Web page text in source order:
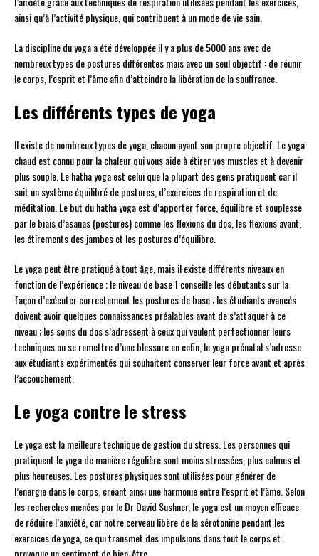
ainsi qu’à l’activité physique, qui contribuent à un mode de vie sain.
La discipline du yoga a été développée il y a plus de 5000 ans avec de
nombreux types de postures différentes mais avec un seul objectif : de réunir
le corps, l’esprit et l’âme afin d’atteindre la libération de la souffrance.
Les différents types de yoga
Il existe de nombreux types de yoga, chacun ayant son propre objectif. Le yoga
chaud est connu pour la chaleur qui vous aide à étirer vos muscles et à devenir
plus souple. Le hatha yoga est celui que la plupart des gens pratiquent car il
suit un système équilibré de postures, d’exercices de respiration et de
méditation. Le but du hatha yoga est d’apporter force, équilibre et souplesse
par le biais d’asanas (postures) comme les flexions du dos, les flexions avant,
les étirements des jambes et les postures d’équilibre.
Le yoga peut être pratiqué à tout âge, mais il existe différents niveaux en
fonction de l’expérience ; le niveau de base 1 conseille les débutants sur la
façon d’exécuter correctement les postures de base ; les étudiants avancés
doivent avoir quelques connaissances préalables avant de s’attaquer à ce
niveau ; les soins du dos s’adressent à ceux qui veulent perfectionner leurs
techniques ou se remettre d’une blessure en enfin, le yoga prénatal s’adresse
aux étudiants expérimentés qui souhaitent conserver leur force avant et après
l’accouchement.
Le yoga contre le stress
Le yoga est la meilleure technique de gestion du stress. Les personnes qui
pratiquent le yoga de manière régulière sont moins stressées, plus calmes et
plus heureuses. Les postures physiques sont utilisées pour générer de
l’énergie dans le corps, créant ainsi une harmonie entre l’esprit et l’âme. Selon
les recherches menées par le Dr David Sushner, le yoga est un moyen efficace
de réduire l’anxiété, car notre cerveau libère de la sérotonine pendant les
exercices de yoga, ce qui transmet des impulsions dans tout le corps et